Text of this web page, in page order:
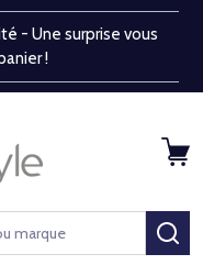
- Une surprise vous
!